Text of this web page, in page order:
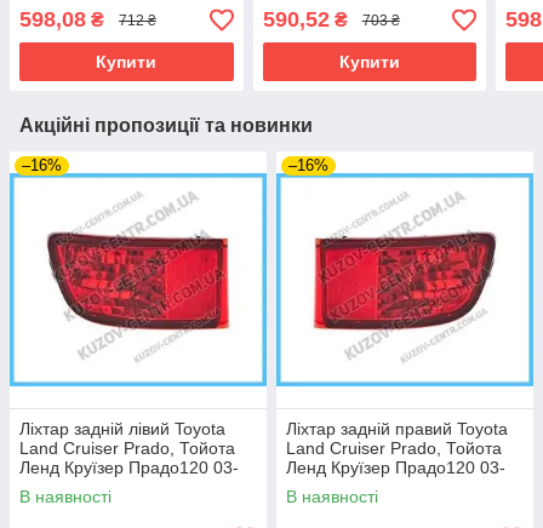
598,08 ₴ 712 ₴
Купити
590,52₴ 703 ₴
Купити
Акційні пропозиції та новинки
–16%
Ліхтар задній лівий Toyota
Land Cruiser Prado, Тойота
Ленд Круїзер Прадо120 03-
09
В наявності
–16%
Ліхтар задній правий Toyota
Land Cruiser Prado, Тойота
Ленд Круїзер Прадо120 03-
09
В наявності